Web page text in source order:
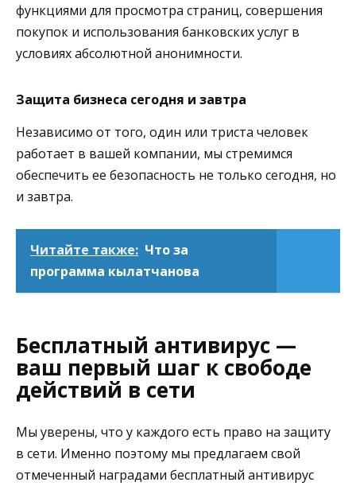
функциями для просмотра страниц, совершения
покупок и использования банковских услуг в
условиях абсолютной анонимности.
Защита бизнеса сегодня и завтра
Независимо от того, один или триста человек
работает в вашей компании, мы стремимся
обеспечить ее безопасность не только сегодня, но
и завтра.
Читайте также: Что за
программа кылатчанова
Бесплатный антивирус —
ваш первый шаг к свободе
действий в сети
Мы уверены, что у каждого есть право на защиту
в сети. Именно поэтому мы предлагаем свой
отмеченный наградами бесплатный антивирус